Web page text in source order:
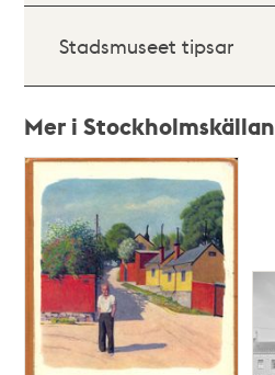
Stadsmuseet tipsar
Mer i Stockholmskällan
Relaterade
poster
och
teman